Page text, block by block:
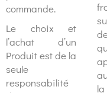
commande.
Le choix et
l’achat d’un
Produit est de la
seule
responsabilité